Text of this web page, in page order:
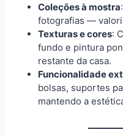
Coleções à mostra
fotografias —
Texturas e cores:
fundo e pintura
restante da casa.
Funcionalidade
bolsas, suportes
mantendo a